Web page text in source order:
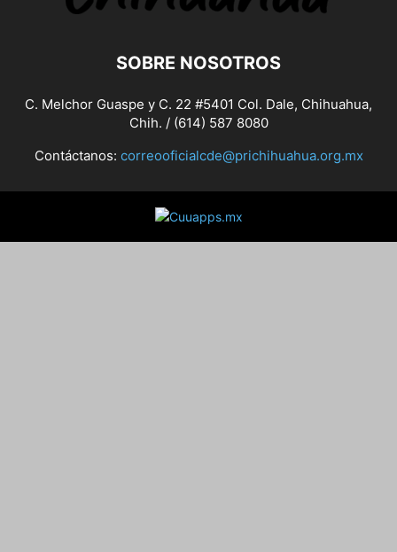
SOBRE NOSOTROS
C. Melchor Guaspe y C. 22 #5401 Col. Dale, Chihuahua,
Chih. / (614) 587 8080
Contáctanos: correooficialcde@prichihuahua.org.mx